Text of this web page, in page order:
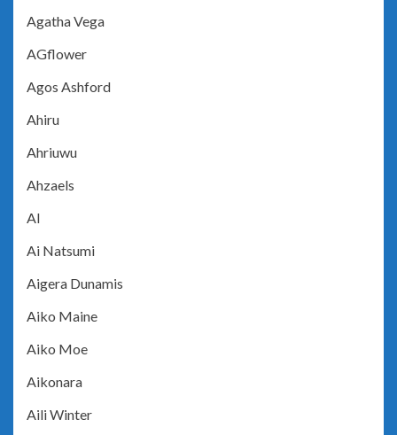
Agatha Vega
AGflower
Agos Ashford
Ahiru
Ahriuwu
Ahzaels
AI
Ai Natsumi
Aigera Dunamis
Aiko Maine
Aiko Moe
Aikonara
Aili Winter